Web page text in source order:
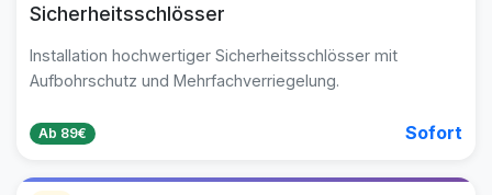
Sicherheitsschlösser
Installation hochwertiger Sicherheitsschlösser mit
Aufbohrschutz und Mehrfachverriegelung.
Ab 89€ Sofort